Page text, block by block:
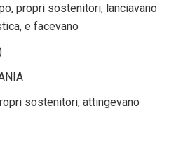
propri sostenitori, lanciavano
e facevano
sostenitori, attingevano